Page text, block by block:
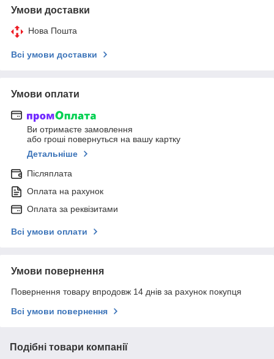
Умови доставки
Нова Пошта
Всі умови доставки
Умови оплати
Ви отримаєте замовлення
або гроші повернуться на вашу картку
Детальніше
Післяплата
Оплата на рахунок
Оплата за реквізитами
Всі умови оплати
Умови повернення
Повернення товару впродовж 14 днів за рахунок покупця
Всі умови повернення
Подібні товари компанії